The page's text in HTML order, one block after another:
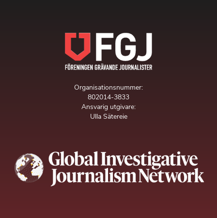
Organisationsnummer:
802014-3833
Ansvarig utgivare:
Ulla Sätereie